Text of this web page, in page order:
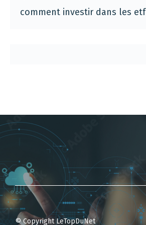
comment investir dans les etf
© Copyright LeTopDuNet